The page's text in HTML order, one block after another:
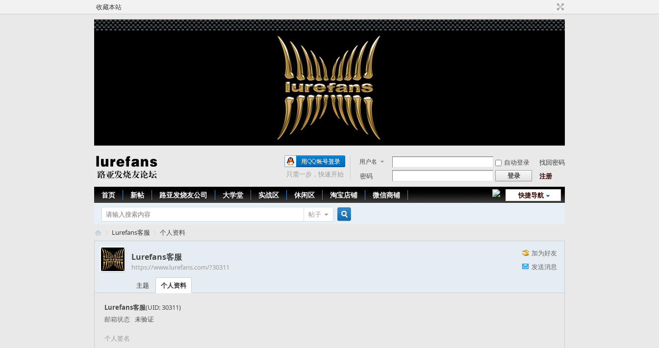
收藏本站
用户名 自动登录
找回密码
密码
登录 注册
只需一步，快速开始
快捷导航
首页 新帖 路亚发烧友公司 大学堂 实战区 休闲区 淘宝店铺 微信商铺
帖子
›
Lurefans客服 个人资料
加为好友
发送消息
Lurefans客服
https://www.lurefans.com/?30311
主题 个人资料
Lurefans客服(UID: 30311)
邮箱状态 未验证
个人签名